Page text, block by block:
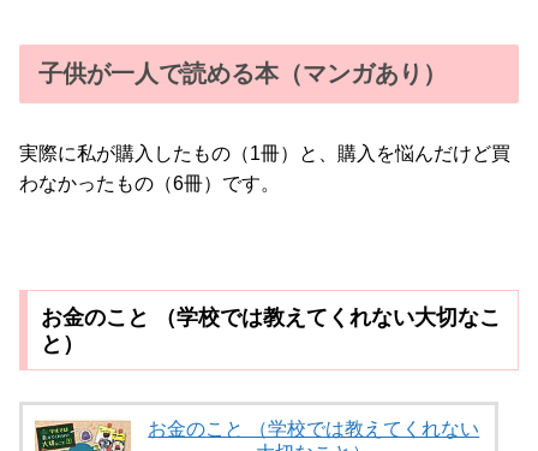
子供が一人で読める本（マンガあり）
実際に私が購入したもの（1冊）と、購入を悩んだけど買
わなかったもの（6冊）です。
お金のこと （学校では教えてくれない大切なこ
と）
お金のこと （学校では教えてくれない